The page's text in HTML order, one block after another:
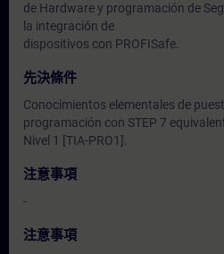
de Hardware y programación de
la integración de
dispositivos con PROFISafe.
先決條件
Conocimientos elementales de
programación con STEP 7
Nivel 1 [TIA-PRO1].
注意事項
-
注意事項